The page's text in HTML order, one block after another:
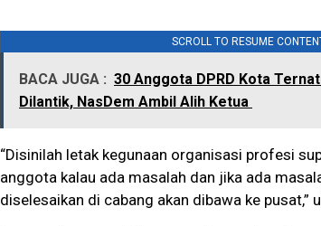
SCROLL TO RESUME
BACA JUGA : 30 Anggota DPRD Kota
Dilantik, NasDem Ambil Alih Ketua
“Disinilah letak kegunaan organisasi profesi
anggota kalau ada masalah dan jika ada
diselesaikan di cabang akan dibawa ke pusat,”